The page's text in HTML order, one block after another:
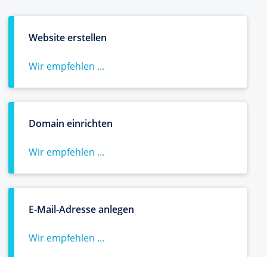
Website erstellen
Wir empfehlen ...
Domain einrichten
Wir empfehlen ...
E-Mail-Adresse anlegen
Wir empfehlen ...